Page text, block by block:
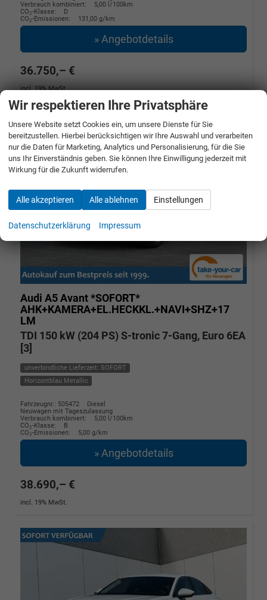
Verbrauch kombiniert:
5,00 l/100km
CO2-Klasse:
D
CO2-Emissionen: 131,00 g/km
» Angebotdetails
36.750,– €
incl. 19% MwSt.
Audi A5 Avant*SOFORT*
AHK+KAMERA+EL.HECKKL.+NAVI+SHZ+17
LM
TDI 150 kW (204 PS) S-tronic 7-Gang, Euro 6EA
[3]
unverbindliche Lieferzeit: SOFORT
Horizontblau Metallic
Fahrzeugnr.: 505472
Diesel
Neuwagen mit Tageszulassung
Verbrauch kombiniert:
5,00 l/100km
CO2-Klasse:
B
CO2-Emissionen: 5,00 g/km
» Angebotdetails
38.690,– €
incl. 19% MwSt.
Wir respektieren Ihre Privatsphäre
Unsere Website setzt Cookies ein, um unsere Dienste für Sie
bereitzustellen. Hierbei berücksichtigen wir Ihre Auswahl und verarbeiten
nur die Daten für Marketing, Analytics und Personalisierung, für die Sie
uns Ihr Einverständnis geben. Sie können Ihre Einwilligung jederzeit mit
Wirkung für die Zukunft widerrufen.
Alle akzeptieren Alle ablehnen Einstellungen
Datenschutzerklärung Impressum